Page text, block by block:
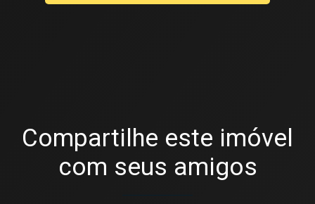
Compartilhe este imóvel
com seus amigos